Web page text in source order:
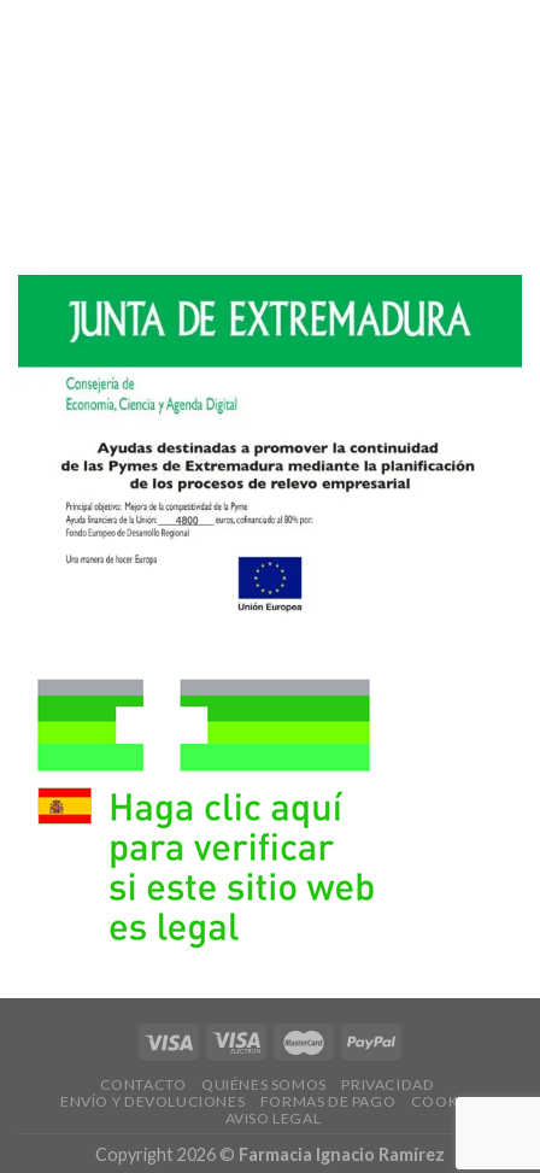
CONTACTO QUIÉNES SOMOS
PRIVACIDAD
ENVÍO Y DEVOLUCIONES
FORMAS DE PAGO
COOKIES
AVISO LEGAL
Copyright 2026 © Farmacia Ignacio Ramírez